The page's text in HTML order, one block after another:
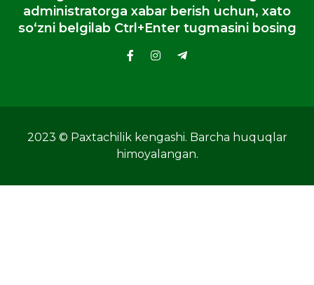
administratorga xabar berish uchun, xato
so‘zni belgilab Ctrl+Enter tugmasini bosing
2023 © Paxtachilik kengashi. Barcha huquqlar
himoyalangan.